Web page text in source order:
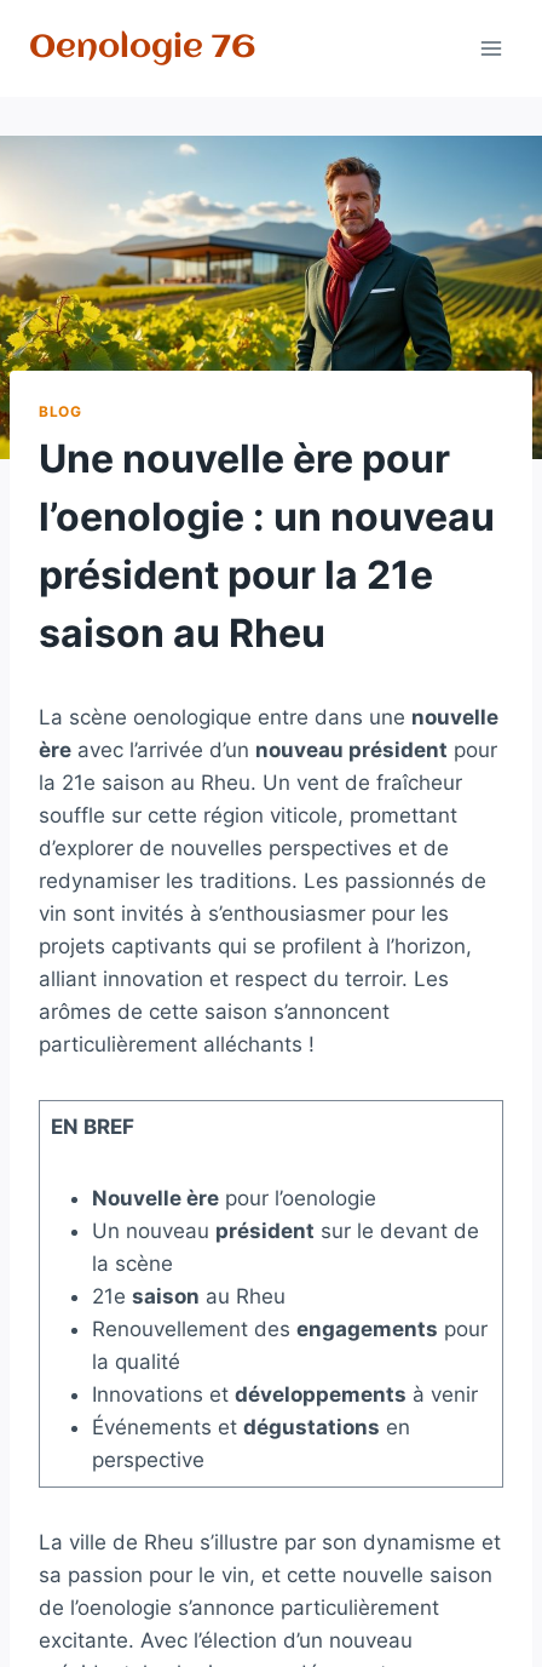
Oenologie 76
BLOG
Une nouvelle ère pour
l’oenologie : un nouveau
président pour la 21e
saison au Rheu
La scène oenologique entre dans une nouvelle
ère avec l’arrivée d’un nouveau président pour
la 21e saison au Rheu. Un vent de fraîcheur
souffle sur cette région viticole, promettant
d’explorer de nouvelles perspectives et de
redynamiser les traditions. Les passionnés de
vin sont invités à s’enthousiasmer pour les
projets captivants qui se profilent à l’horizon,
alliant innovation et respect du terroir. Les
arômes de cette saison s’annoncent
particulièrement alléchants !
EN BREF
Nouvelle èrepour l’oenologie
Un nouveau président sur le devant de
la scène
21e saison au Rheu
Renouvellement des engagements pour
la qualité
Innovations et développements à venir
Événements et dégustations en
perspective
La ville de Rheu s’illustre par son dynamisme et
sa passion pour le vin, et cette nouvelle saison
de l’oenologie s’annonce particulièrement
excitante. Avec l’élection d’un nouveau